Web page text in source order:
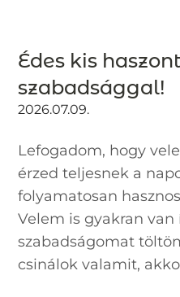
Édes kis
szabadsággal!
2026.07.09.
Lefogadom, hogy
érzed teljesnek a
folyamatosan
Velem is gyakran van
szabadságomat
csinálok valamit,